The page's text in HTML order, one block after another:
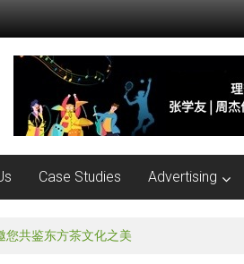
Case Studies Advertising
五！孟非亲临现场与你互动！